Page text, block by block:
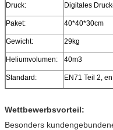
Druck: Digitales
Paket: 40*40*30cm
Gewicht: 29kg
Heliumvolumen: 40m3
Standard: EN71 Teil 2,
Wettbewerbsvorteil:
Besonders